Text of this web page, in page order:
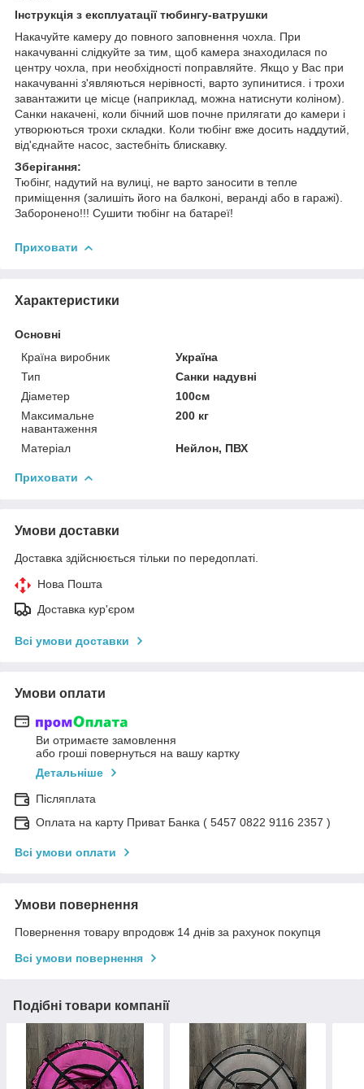
Інструкція з експлуатації тюбингу-ватрушки
Накачуйте камеру до повного заповнення чохла. При
накачуванні слідкуйте за тим, щоб камера знаходилася по
центру чохла, при необхідності поправляйте. Якщо у Вас при
накачуванні з'являються нерівності, варто зупинитися. і трохи
завантажити це місце (наприклад, можна натиснути коліном).
Санки накачені, коли бічний шов почне прилягати до камери і
утворюються трохи складки. Коли тюбінг вже досить наддутий,
від'єднайте насос, застебніть блискавку.
Зберігання:
Тюбінг, надутий на вулиці, не варто заносити в тепле
приміщення (залишіть його на балконі, веранді або в гаражі).
Заборонено!!! Сушити тюбінг на батареї!
Приховати
Характеристики
Основні
Країна виробник
Україна
Тип
Санки надувні
Діаметер
100см
Максимальне
навантаження
200 кг
Матеріал Нейлон, ПВХ
Приховати
Умови доставки
Доставка здійснюється тільки по передоплаті.
Нова Пошта
Доставка кур'єром
Всі умови доставки
Умови оплати
Ви отримаєте замовлення
або гроші повернуться на вашу картку
Детальніше
Післяплата
Оплата на карту Приват Банка ( 5457 0822 9116 2357 )
Всі умови оплати
Умови повернення
Повернення товару впродовж 14 днів за рахунок покупця
Всі умови повернення
Подібні товари компанії